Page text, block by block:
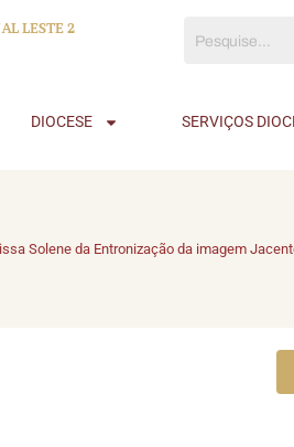
LESTE 2
DIOCESE SERVIÇOS
Solene da Entronização da imagem